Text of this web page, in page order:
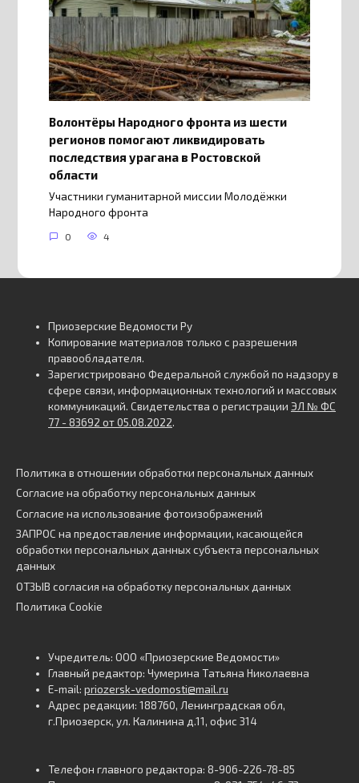
Волонтёры Народного фронта из шести
регионов помогают ликвидировать
последствия урагана в Ростовской
области
Участники гуманитарной миссии Молодёжки
Народного фронта
0 4
Приозерские Ведомости Ру
Копирование материалов только с разрешения
правообладателя.
Зарегистрировано Федеральной службой по надзору в
сфере связи, информационных технологий и массовых
коммуникаций. Свидетельства о регистрации ЭЛ № ФС
77 - 83692 от 05.08.2022.
Политика в отношении обработки персональных данных
Согласие на обработку персональных данных
Согласие на использование фотоизображений
ЗАПРОС на предоставление информации, касающейся
обработки персональных данных субъекта персональных
данных
ОТЗЫВ согласия на обработку персональных данных
Политика Cookie
Учредитель: ООО «Приозерские Ведомости»
Главный редактор: Чумерина Татьяна Николаевна
E-mail: priozersk-vedomosti@mail.ru
Адрес редакции: 188760, Ленинградская обл,
г.Приозерск, ул. Калинина д.11, офис 314
Телефон главного редактора: 8-906-226-78-85